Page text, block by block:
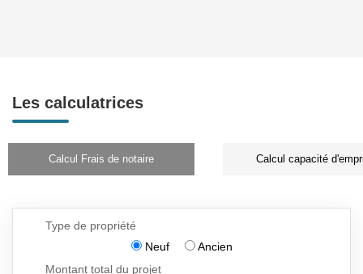
Les calculatrices
Calcul Frais de notaire Calcul capacité